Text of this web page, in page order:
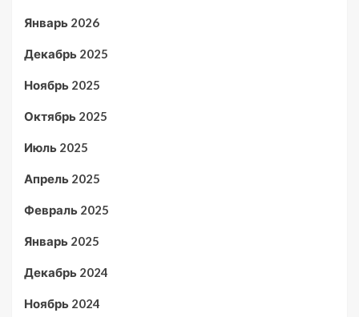
Январь 2026
Декабрь 2025
Ноябрь 2025
Октябрь 2025
Июль 2025
Апрель 2025
Февраль 2025
Январь 2025
Декабрь 2024
Ноябрь 2024